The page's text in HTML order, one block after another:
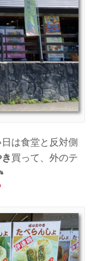
は食堂と反対側
買って、外のテ